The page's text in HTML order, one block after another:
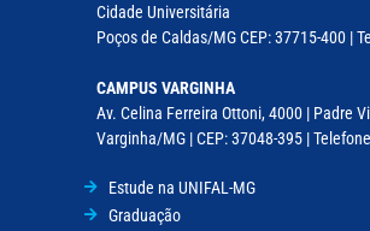
Cidade Universitária
Poços de Caldas/MG CEP: 37715-400 |
CAMPUS VARGINHA
Av. Celina Ferreira Ottoni, 4000 | Padre
Varginha/MG | CEP: 37048-395 |
Estude na UNIFAL-MG
Graduação